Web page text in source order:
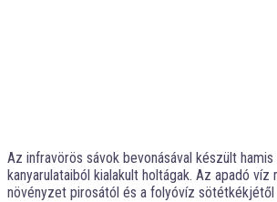
Az infravörös sávok bevonásával készült
kanyarulataiból kialakult holtágak. Az apadó
növényzet pirosától és a folyóvíz